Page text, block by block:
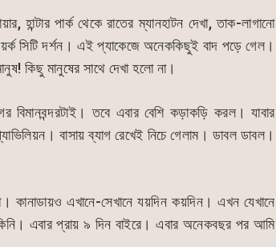
পার্ক থেকে রাতের ম্যানহাটন দেখা, তাক-লাগানো
সিটি দর্শন। এই প্যাকেজে অনেককিছুই বাদ পড়ে গেল।
কিছু মানুষের সাথে দেখা হলো না।
তবে এবার বেশি কড়াকড়ি করল। যাবার
বাসায় ব্যাগ রেখেই নিচে গেলাম। ডাবল ডাবল।
কানাডায়ও এখানে-সেখানে যয়দিন কয়দিন। এখন যেখানে
এবার প্রায় ৯ দিন বাইরে। এবার অনেকবছর পর আমি